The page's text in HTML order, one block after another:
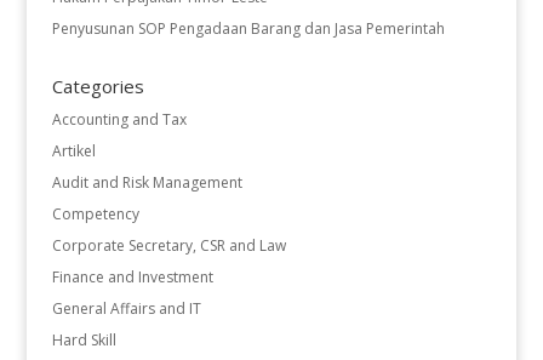
Penyusunan SOP Pengadaan Barang dan Jasa Pemerintah
Categories
Accounting and Tax
Artikel
Audit and Risk Management
Competency
Corporate Secretary, CSR and Law
Finance and Investment
General Affairs and IT
Hard Skill